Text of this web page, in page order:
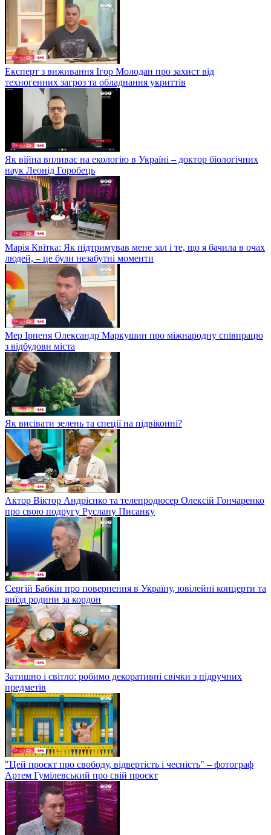
Експерт з виживання Ігор Молодан про захист від
техногенних загроз та обладнання укриттів
Як війна впливає на екологію в Україні – доктор біологічних
наук Леонід Горобець
Марія Квітка: Як підтримував мене зал і те, що я бачила в очах
людей, – це були незабутні моменти
Мер Ірпеня Олександр Маркушин про міжнародну співпрацю
з відбудови міста
Як висівати зелень та спеції на підвіконні?
Актор Віктор Андрієнко та телепродюсер Олексій Гончаренко
про свою подругу Руслану Писанку
Сергій Бабкін про повернення в Україну, ювілейні концерти та
виїзд родини за кордон
Затишно і світло: робимо декоративні свічки з підручних
предметів
"Цей проєкт про свободу, відвертість і чесність" – фотограф
Артем Гумілевський про свій проєкт